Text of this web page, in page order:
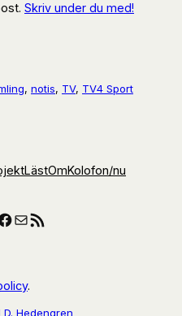
Skriv under du med!
, notis, TV, TV4 Sport
LästOmKolofon/nu
E-postRSS-flöde
.
D. Hedengren